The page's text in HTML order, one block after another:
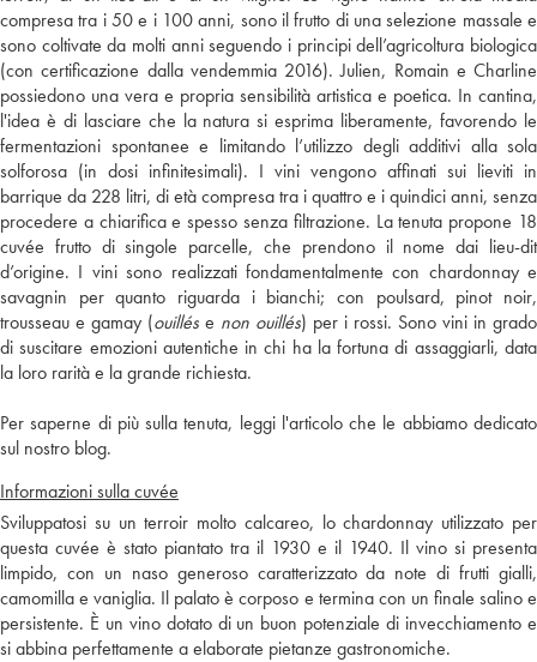
compresa tra i 50 e i 100 anni, sono il frutto di una selezione massale e
sono coltivate da molti anni seguendo i principi dell’agricoltura biologica
(con certificazione dalla vendemmia 2016). Julien, Romain e Charline
possiedono una vera e propria sensibilità artistica e poetica. In cantina,
l'idea è di lasciare che la natura si esprima liberamente, favorendo le
fermentazioni spontanee e limitando l’utilizzo degli additivi alla sola
solforosa (in dosi infinitesimali). I vini vengono affinati sui lieviti in
barrique da 228 litri, di età compresa tra i quattro e i quindici anni, senza
procedere a chiarifica e spesso senza filtrazione. La tenuta propone 18
cuvée frutto di singole parcelle, che prendono il nome dai lieu-dit
d’origine. I vini sono realizzati fondamentalmente con chardonnay e
savagnin per quanto riguarda i bianchi; con poulsard, pinot noir,
trousseau e gamay (ouillés e non ouillés) per i rossi. Sono vini in grado
di suscitare emozioni autentiche in chi ha la fortuna di assaggiarli, data
la loro rarità e la grande richiesta.
Per saperne di più sulla tenuta, leggi l'articolo che le abbiamo dedicato
sul nostro blog.
Informazioni sulla cuvée
Sviluppatosi su un terroir molto calcareo, lo chardonnay utilizzato per
questa cuvée è stato piantato tra il 1930 e il 1940. Il vino si presenta
limpido, con un naso generoso caratterizzato da note di frutti gialli,
camomilla e vaniglia. Il palato è corposo e termina con un finale salino e
persistente. È un vino dotato di un buon potenziale di invecchiamento e
si abbina perfettamente a elaborate pietanze gastronomiche.